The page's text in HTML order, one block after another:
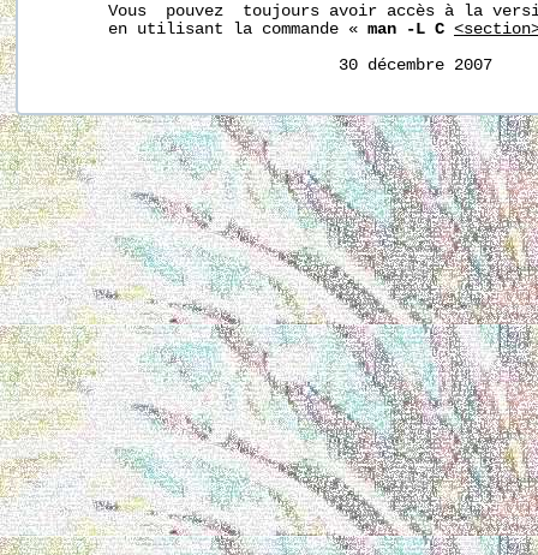
Vous  pouvez  toujours avoir accès à la
       en utilisant la commande «
man -L C